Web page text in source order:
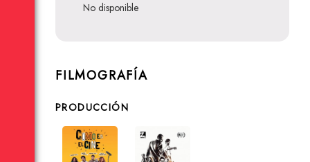
no disponible
FILMOGRAFÍA
PRODUCCIÓN